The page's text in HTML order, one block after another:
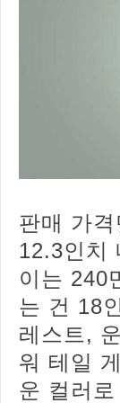
판매 가
12.3인치
이는 240
는 건 18
레스트,
워 테일
운 컬러